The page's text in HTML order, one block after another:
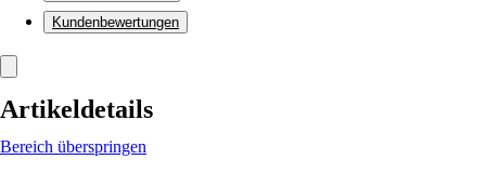
Kundenbewertungen
Artikeldetails
Bereich überspringen